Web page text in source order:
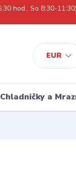
EUR
hod., So 8:30-11:30)
Chladničky a